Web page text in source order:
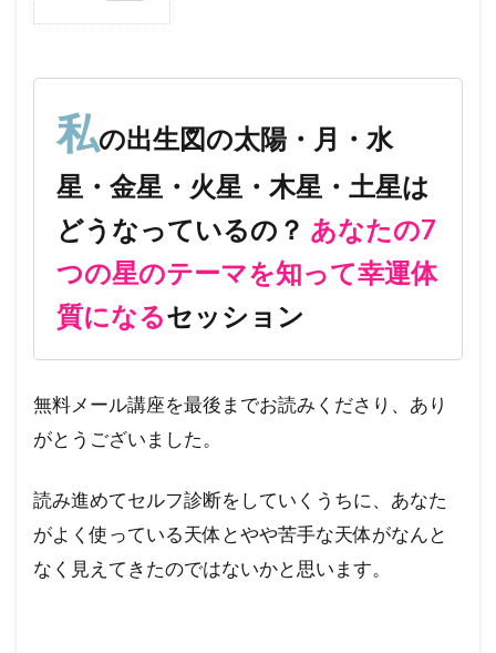
月・水
星・金
星・火
星・木
星はど
ている
の？ あ
なたの
ーマを
知って
幸運体
ション
1.1
あな
私の出生図の太陽・月・水
星・金星・火星・木星・土星は
どうなっているの？ あなたの7
つの星のテーマを知って幸運体
質になるセッション
無料メール講座を最後までお読みくださり、あり
がとうございました。
読み進めてセルフ診断をしていくうちに、あなた
がよく使っている天体とやや苦手な天体がなんと
なく見えてきたのではないかと思います。